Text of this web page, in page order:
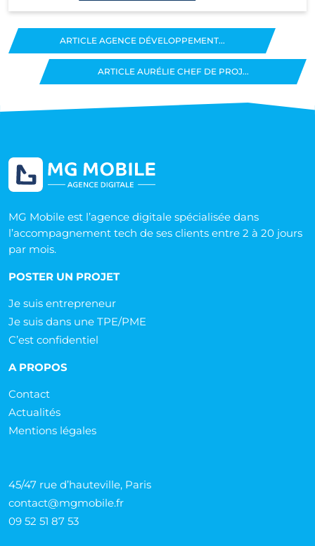
ARTICLE AGENCE DÉVELOPPEMENT...
ARTICLE AURÉLIE CHEF DE PROJ...
MG Mobile est l’agence digitale spécialisée dans
l’accompagnement tech de ses clients entre 2 à 20 jours
par mois.
POSTER UN PROJET
Je suis entrepreneur
Je suis dans une TPE/PME
C’est confidentiel
A PROPOS
Contact
Actualités
Mentions légales
45/47 rue d’hauteville, Paris
contact@mgmobile.fr
09 52 51 87 53